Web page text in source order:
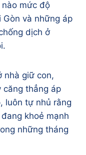
mức độ
Gòn và những áp
dịch ở
nhà giữ con,
căng thẳng áp
luôn tự nhủ rằng
khoẻ mạnh
những tháng